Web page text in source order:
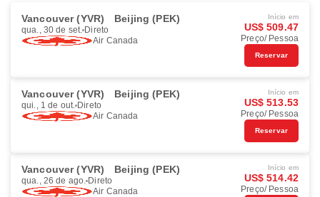
Vancouver (YVR) Beijing (PEK)
qua., 30 de set. Direto
Air Canada
Início em
US$ 509.47
Preço/ Pessoa
Reservar
Vancouver (YVR) Beijing (PEK)
qui., 1 de out. Direto
Air Canada
Início em
US$ 513.53
Preço/ Pessoa
Reservar
Vancouver (YVR) Beijing (PEK)
qua., 26 de ago. Direto
Air Canada
Início em
US$ 514.42
Preço/ Pessoa